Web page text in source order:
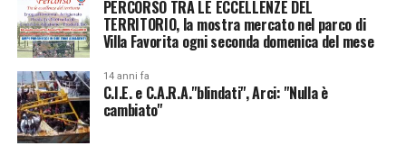
PERCORSO TRA LE ECCELLENZE DEL
TERRITORIO, la mostra mercato nel parco di
Villa Favorita ogni seconda domenica del mese
14 anni fa
C.I.E. e C.A.R.A."blindati", Arci: "Nulla è
cambiato"